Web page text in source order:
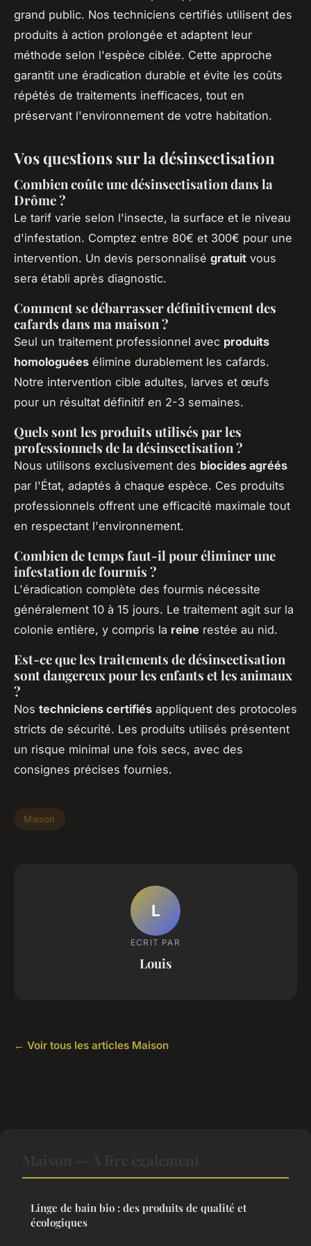
grand public. Nos techniciens certifiés utilisent des
produits à action prolongée et adaptent leur
méthode selon l'espèce ciblée. Cette approche
garantit une éradication durable et évite les coûts
répétés de traitements inefficaces, tout en
préservant l'environnement de votre habitation.
Vos questions sur la désinsectisation
Combien coûte une désinsectisation dans la
Drôme ?
Le tarif varie selon l'insecte, la surface et le niveau
d'infestation. Comptez entre 80€ et 300€ pour une
intervention. Un devis personnalisé gratuit vous
sera établi après diagnostic.
Comment se débarrasser définitivement des
cafards dans ma maison ?
Seul un traitement professionnel avec produits
homologuées élimine durablement les cafards.
Notre intervention cible adultes, larves et œufs
pour un résultat définitif en 2-3 semaines.
Quels sont les produits utilisés par les
professionnels de la désinsectisation ?
Nous utilisons exclusivement des biocides agréés
par l'État, adaptés à chaque espèce. Ces produits
professionnels offrent une efficacité maximale tout
en respectant l'environnement.
Combien de temps faut-il pour éliminer une
infestation de fourmis ?
L'éradication complète des fourmis nécessite
généralement 10 à 15 jours. Le traitement agit sur la
colonie entière, y compris la reine restée au nid.
Est-ce que les traitements de désinsectisation
sont dangereux pour les enfants et les animaux
?
Nos techniciens certifiés appliquent des protocoles
stricts de sécurité. Les produits utilisés présentent
un risque minimal une fois secs, avec des
consignes précises fournies.
Maison
L
ECRIT PAR
Louis
← Voir tous les articles Maison
Linge de bain bio : des produits de qualité et
écologiques